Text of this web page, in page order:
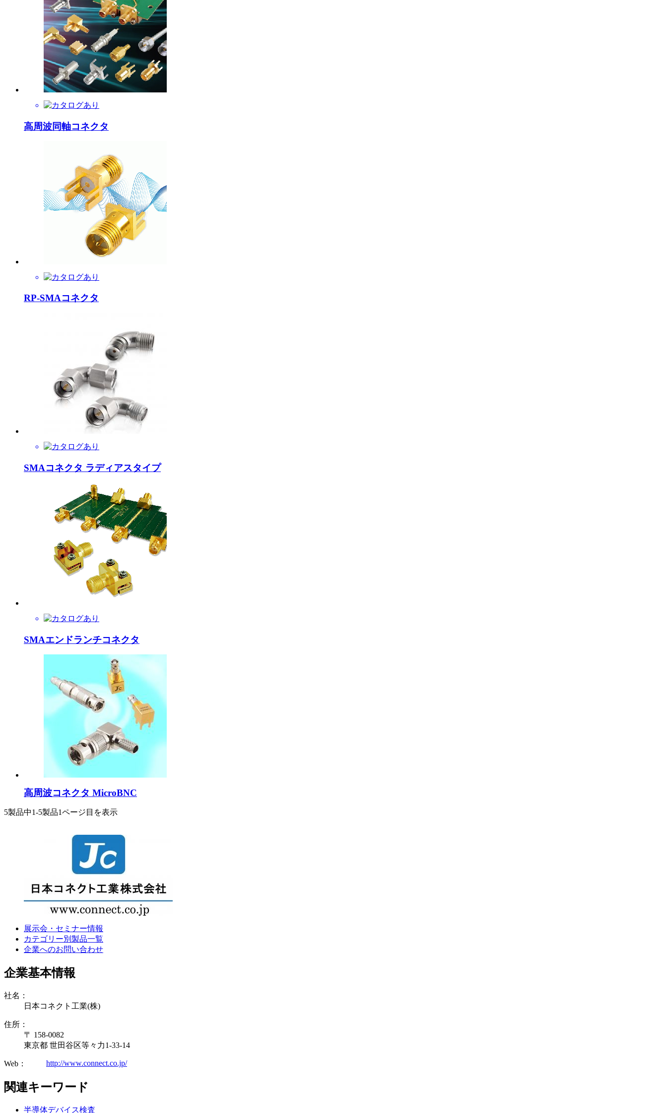
高周波同軸コネクタ
RP-SMAコネクタ
SMAコネクタ ラディアスタイプ
SMAエンドランチコネクタ
高周波コネクタ MicroBNC
5製品中1-5製品1ページ目を表示
展示会・セミナー情報
カテゴリー別製品一覧
企業へのお問い合わせ
企業基本情報
社名：
日本コネクト工業(株)
住所：
〒 158-0082
東京都 世田谷区等々力1-33-14
Web： http://www.connect.co.jp/
関連キーワード
半導体デバイス検査